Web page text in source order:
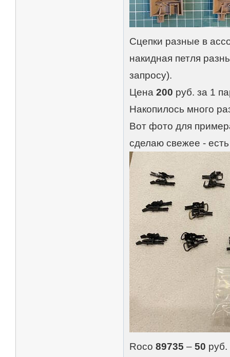
Сцепки разные в
накидная петля
запросу).
Цена200 руб. за 1
Накопилось много
Вот фото для
сделаю свежее -
Roco89735–50